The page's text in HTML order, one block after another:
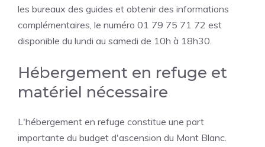
les bureaux des guides et obtenir des informations
complémentaires, le numéro 01 79 75 71 72 est
disponible du lundi au samedi de 10h à 18h30.
Hébergement en refuge et
matériel nécessaire
L'hébergement en refuge constitue une part
importante du budget d'ascension du Mont Blanc.